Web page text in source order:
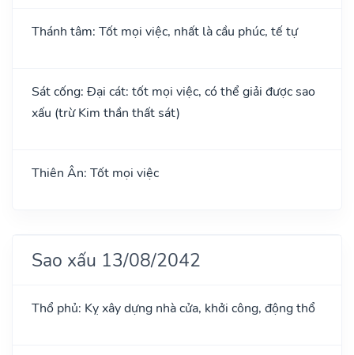
Thánh tâm: Tốt mọi việc, nhất là cầu phúc, tế tự
Sát cống: Đại cát: tốt mọi việc, có thể giải được sao
xấu (trừ Kim thần thất sát)
Thiên Ân: Tốt mọi việc
Sao xấu 13/08/2042
Thổ phủ: Kỵ xây dựng nhà cửa, khởi công, động thổ